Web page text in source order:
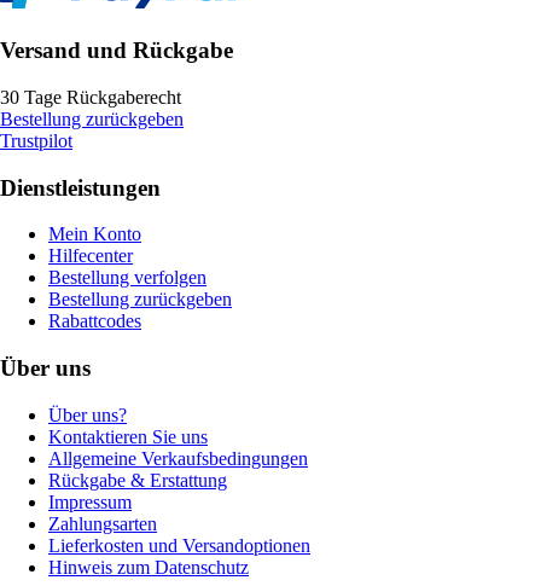
Versand und Rückgabe
30 Tage Rückgaberecht
Bestellung zurückgeben
Trustpilot
Dienstleistungen
Mein Konto
Hilfecenter
Bestellung verfolgen
Bestellung zurückgeben
Rabattcodes
Über uns
Über uns?
Kontaktieren Sie uns
Allgemeine Verkaufsbedingungen
Rückgabe & Erstattung
Impressum
Zahlungsarten
Lieferkosten und Versandoptionen
Hinweis zum Datenschutz